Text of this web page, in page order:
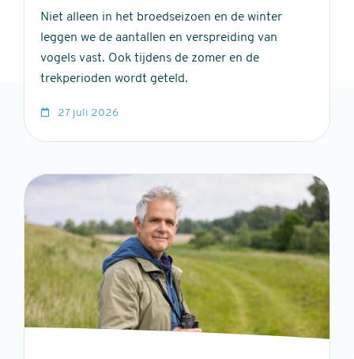
Niet alleen in het broedseizoen en de winter
leggen we de aantallen en verspreiding van
vogels vast. Ook tijdens de zomer en de
trekperioden wordt geteld.
27 juli 2026